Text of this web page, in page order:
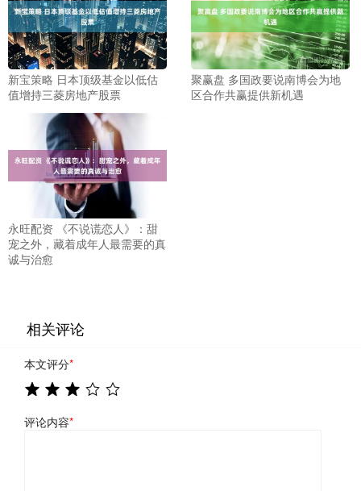
新宝策略 日本顶级基金以低估
值增持三菱房地产股票
聚赢盘 多国政要说南博会为地
区合作共赢提供新机遇
永旺配资 《不说谎恋人》：甜
宠之外，藏着成年人最需要的真
诚与治愈
相关评论
本文评分*
评论内容*